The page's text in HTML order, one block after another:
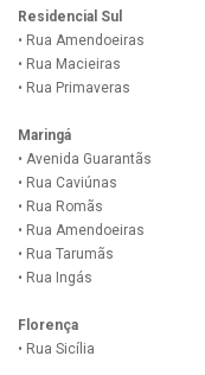
Residencial Sul
• Rua Amendoeiras
• Rua Macieiras
• Rua Primaveras
Maringá
• Avenida Guarantãs
• Rua Caviúnas
• Rua Romãs
• Rua Amendoeiras
• Rua Tarumãs
• Rua Ingás
Florença
• Rua Sicília